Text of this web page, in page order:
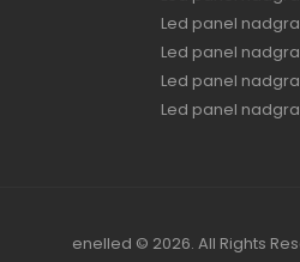
Led panel
Led panel
Led panel
Led panel
enelled © 2026. All Rights